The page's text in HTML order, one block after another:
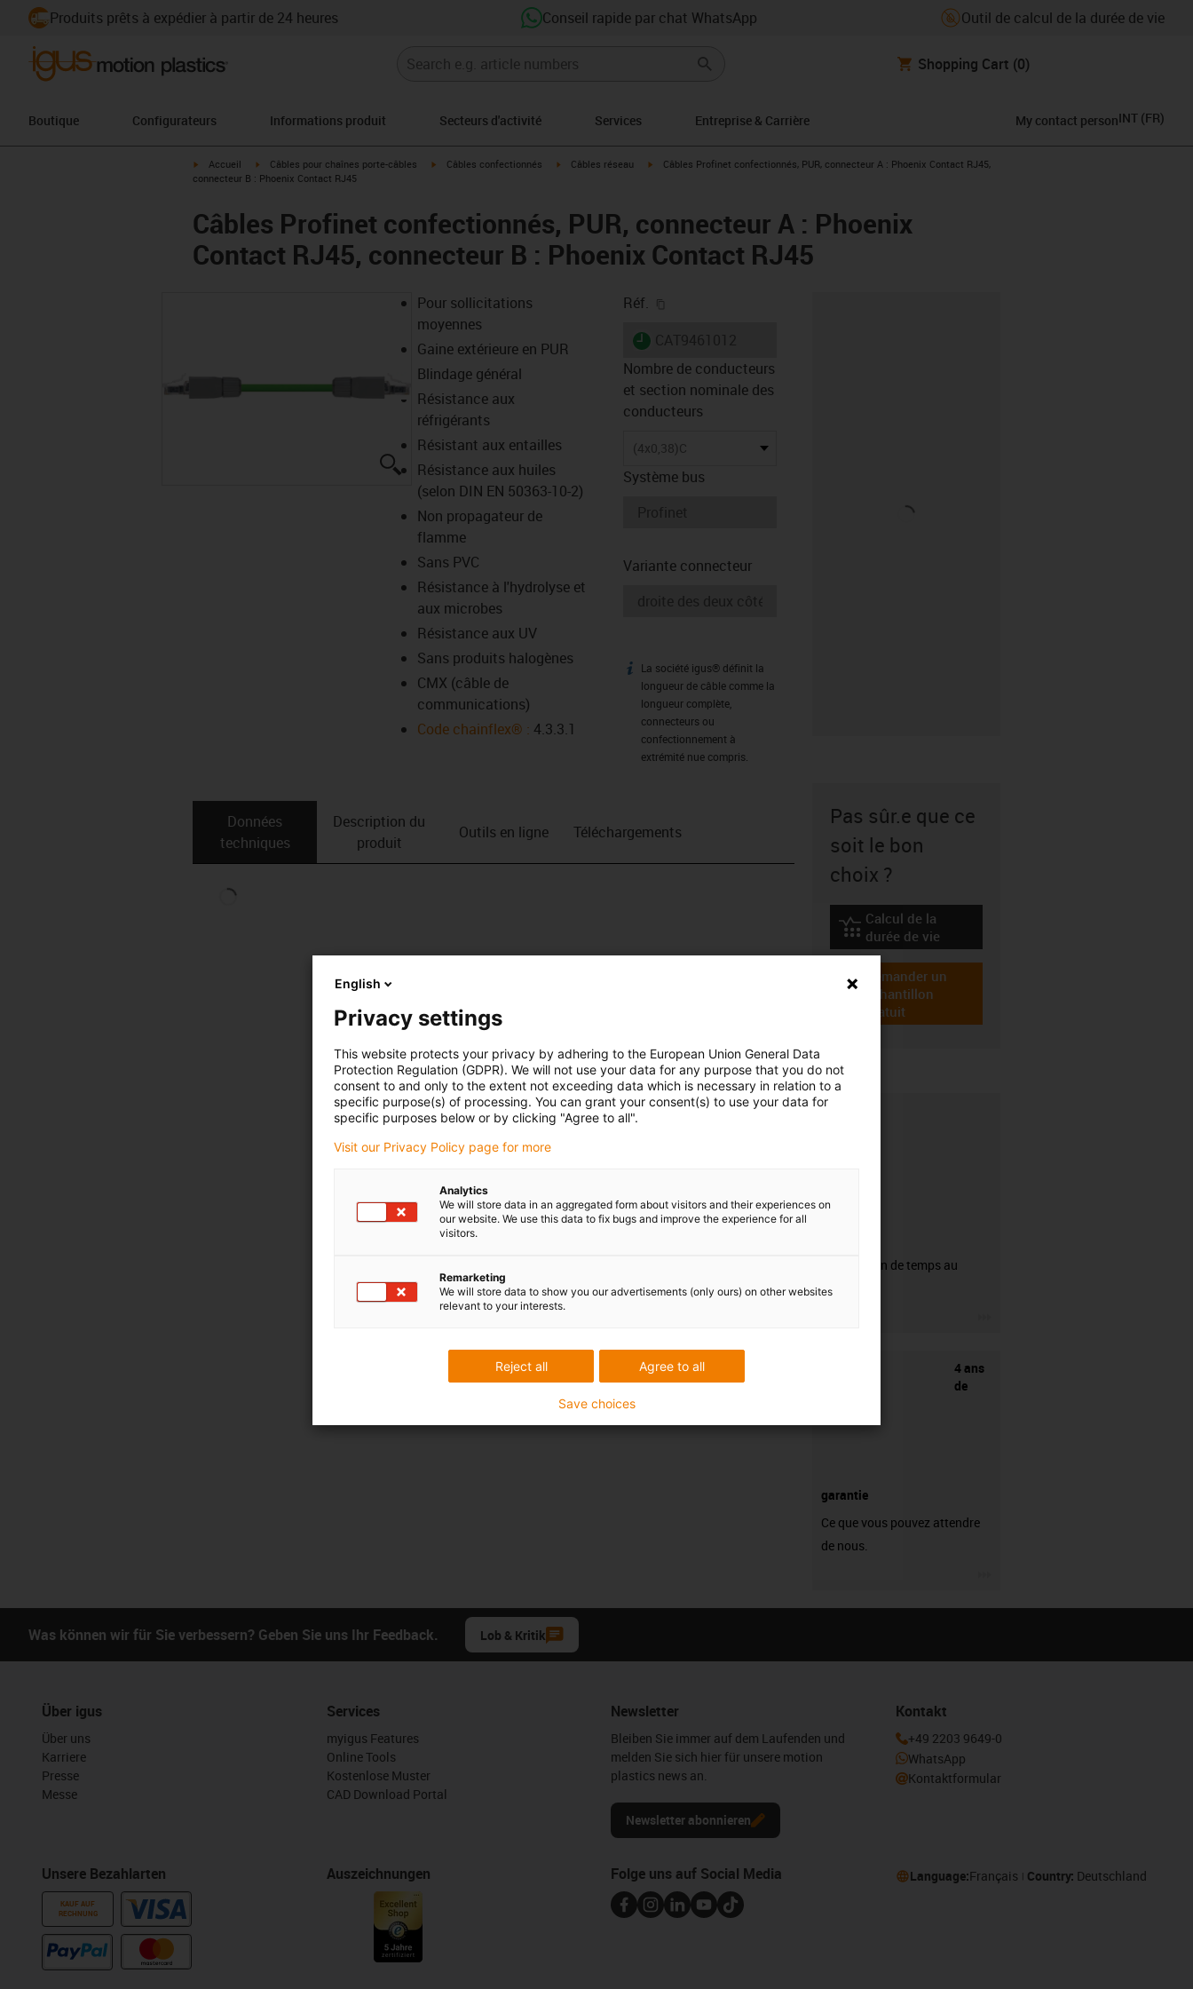
Produits prêts à expédier à partir de 24 heures Conseil rapide par chat WhatsApp Outil de calcul de la durée de vie
Shopping Cart (0)
Boutique Configurateurs Informations produit Secteurs d'activité Services Entreprise & Carrière My contact personINT (FR)
igus-icon-arrow-right
Accueil igus-icon-arrow-right
Câbles pour chaînes porte-câbles igus-icon-arrow-right
Câbles confectionnés igus-icon-arrow-right
Câbles réseau igus-icon-arrow-right
Câbles Profinet confectionnés, PUR, connecteur A : Phoenix Contact RJ45,
connecteur B : Phoenix Contact RJ45
Câbles Profinet confectionnés, PUR, connecteur A : Phoenix
Contact RJ45, connecteur B : Phoenix Contact RJ45
igus-icon-lupe
Pour sollicitations
moyennes
Gaine extérieure en PUR
Blindage général
Résistance aux
réfrigérants
Résistant aux entailles
Résistance aux huiles
(selon DIN EN 50363-10-2)
Non propagateur de
flamme
Sans PVC
Résistance à l'hydrolyse et
aux microbes
Résistance aux UV
Sans produits halogènes
CMX (câble de
communications)
Code chainflex® : 4.3.3.1
Réf.
igus-icon-lieferzeit
Nombre de conducteurs
et section nominale des
conducteurs
(4x0,38)C
Système bus
Variante connecteur
igus-icon-info
La société igus® définit la
longueur de câble comme la
longueur complète,
connecteurs ou
confectionnement à
extrémité nue compris.
Données
techniques
Description du
produit
Outils en ligne Téléchargements
Pas sûr.e que ce
soit le bon
choix ?
igus-icon-lebensdauerrechner
Calcul de la
durée de vie
igus-icon-gratismuster
Demander un
échantillon
gratuit
50% de gain de temps au
dénudage.
4 ans
de
garantie
Ce que vous pouvez attendre
de nous.
Was können wir für Sie verbessern? Geben Sie uns Ihr Feedback. Lob & Kritik
Über igus
Über uns
Karriere
Presse
Messe
Unsere Bezahlarten
KAUF AUF
RECHNUNG
Services
myigus Features
Online Tools
Kostenlose Muster
CAD Download Portal
Auszeichnungen
Newsletter
Bleiben Sie immer auf dem Laufenden und
melden Sie sich hier für unsere motion
plastics news an.
Newsletter abonnieren
Kontakt
+49 2203 9649-0
WhatsApp
Kontaktformular
Folge uns auf Social Media Language:Français Country: Deutschland
English
Privacy settings
This website protects your privacy by adhering to the European Union General Data
Protection Regulation (GDPR). We will not use your data for any purpose that you do not
consent to and only to the extent not exceeding data which is necessary in relation to a
specific purpose(s) of processing. You can grant your consent(s) to use your data for
specific purposes below or by clicking "Agree to all".
Visit our Privacy Policy page for more
Analytics
We will store data in an aggregated form about visitors and their experiences on
our website. We use this data to fix bugs and improve the experience for all
visitors.
Remarketing
We will store data to show you our advertisements (only ours) on other websites
relevant to your interests.
Agree to all
Reject all
Save choices